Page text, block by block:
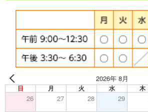
2026年 8月
日 月 火 水 木
26 27 28 29